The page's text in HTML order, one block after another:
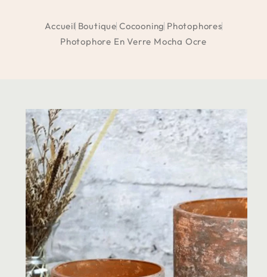
Accueil Boutique Cocooning Photophores
Photophore En Verre Mocha Ocre